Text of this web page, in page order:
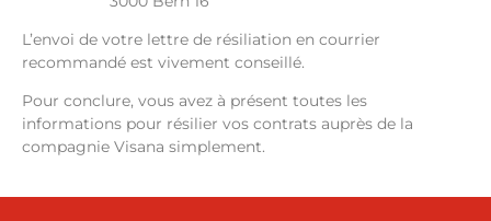
L’envoi de votre lettre de résiliation en courrier
recommandé est vivement conseillé.
Pour conclure, vous avez à présent toutes les
informations pour résilier vos contrats auprès de la
compagnie Visana simplement.